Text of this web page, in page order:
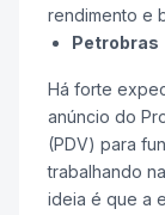
rendimento e
Petrobras
Há forte
anúncio do
(PDV) para
trabalhando
ideia é que a